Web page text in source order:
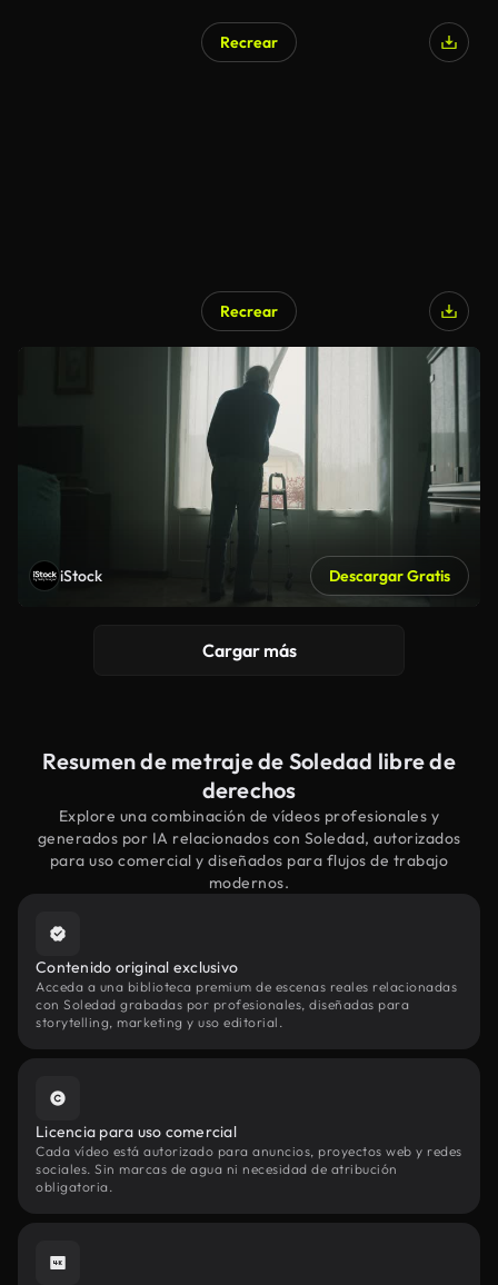
Recrear
Recrear
iStock Descargar Gratis
Cargar más
Resumen de metraje de Soledad libre de
derechos
Explore una combinación de vídeos profesionales y
generados por IA relacionados con Soledad, autorizados
para uso comercial y diseñados para flujos de trabajo
modernos.
Contenido original exclusivo
Acceda a una biblioteca premium de escenas reales relacionadas
con Soledad grabadas por profesionales, diseñadas para
storytelling, marketing y uso editorial.
Licencia para uso comercial
Cada vídeo está autorizado para anuncios, proyectos web y redes
sociales. Sin marcas de agua ni necesidad de atribución
obligatoria.